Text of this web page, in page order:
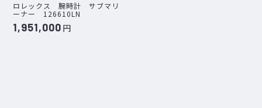
ロレックス 腕時計 サブマリ
ーナー 126610LN
1,951,000 円